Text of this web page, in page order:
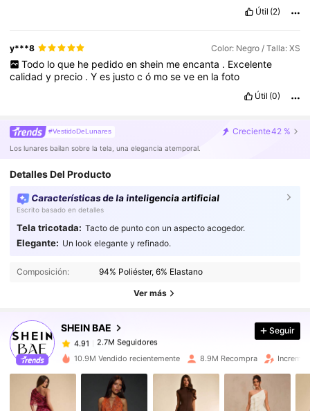
Útil (2)
y***8 Color: Negro / Talla: XS
Todo lo que he pedido en shein me encanta . Excelente
calidady precio .Yes justocó moseveen lafoto
Útil (0)
#VestidoDeLunares Creciente42 %
Los lunares bailan sobre la tela, una elegancia atemporal.
Detalles Del Producto
Características de la inteligencia artificial
Escrito basado en detalles
Tela tricotada: Tacto de punto con un aspecto acogedor.
Elegante: Un look elegante y refinado.
Composición: 94% Poliéster, 6% Elastano
Ver más
SHEIN BAE
4.91 2.7M Seguidores
2.7M Seguidores
2.7M Seguidores
4.91
2.7M Seguidores
a***7
seguidoHace 1 horas
4.91
4.91 2.7M Seguidores
2.7M Seguidores
Seguir
10.9M Vendido recientemente 8.9M Recompra